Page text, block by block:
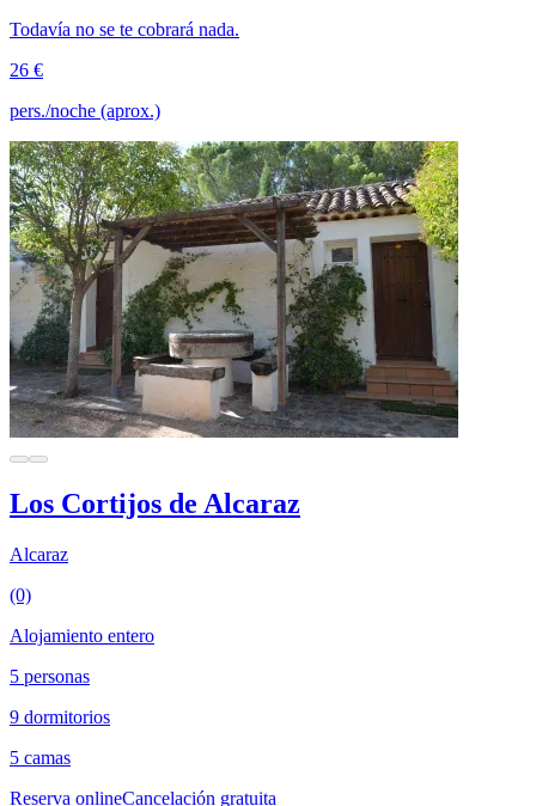
Todavía no se te cobrará nada.
26 €
pers./noche (aprox.)
Los Cortijos de Alcaraz
Alcaraz
(0)
Alojamiento entero
5 personas
9 dormitorios
5 camas
Reserva onlineCancelación gratuita